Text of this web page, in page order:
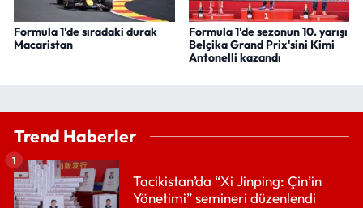
Formula 1'de sıradaki durak
Macaristan
Formula 1'de sezonun 10. yarışı
Belçika Grand Prix'sini Kimi
Antonelli kazandı
Trend Haberler
Tacikistan’da “Xi Jinping: Çin’in
Yönetimi” semineri düzenlendi
1